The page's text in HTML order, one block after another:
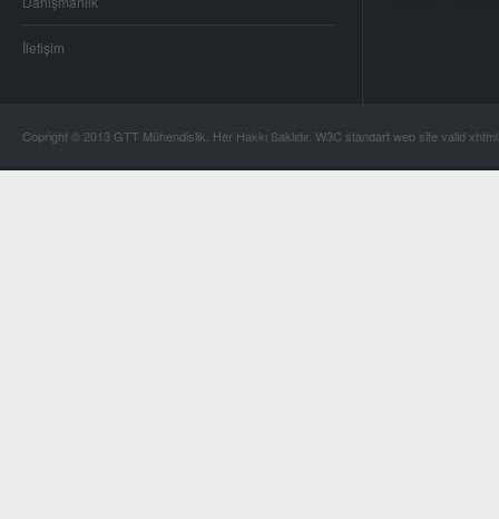
İletişim
Copright © 2013 GTT Mühendislik. Her Hakkı Saklıdır. W3C standart web site valid